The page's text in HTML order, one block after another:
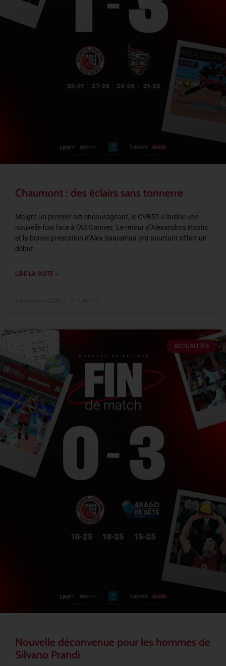
Chaumont : des éclairs sans tonnerre
Malgré un premier set encourageant, le CVB52 s’incline une
nouvelle fois face à l’AS Cannes. Le retour d’Alexandros Raptis
et la bonne prestation d’Alex Saaremaa ont pourtant offert un
début
LIRE LA SUITE »
ACTUALITÉS
Nouvelle déconvenue pour les hommes de
Silvano Prandi